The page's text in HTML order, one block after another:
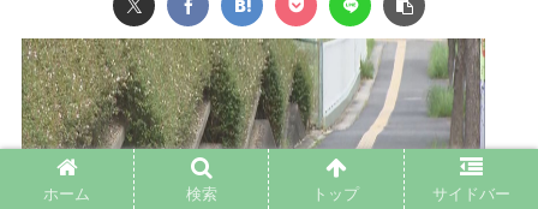
ホーム 検索 トップ サイドバー